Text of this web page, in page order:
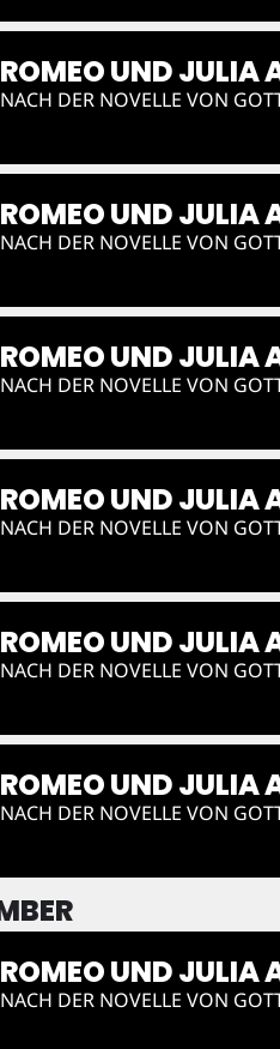
ROMEO UND JULIA
NACH DER NOVELLE VON
ROMEO UND JULIA
NACH DER NOVELLE VON
ROMEO UND JULIA
NACH DER NOVELLE VON
ROMEO UND JULIA
NACH DER NOVELLE VON
ROMEO UND JULIA
NACH DER NOVELLE VON
ROMEO UND JULIA
NACH DER NOVELLE VON
ROMEO UND JULIA
NACH DER NOVELLE VON